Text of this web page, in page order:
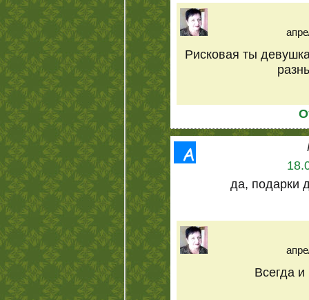
Рисковая ты
да, подарки
Всегда